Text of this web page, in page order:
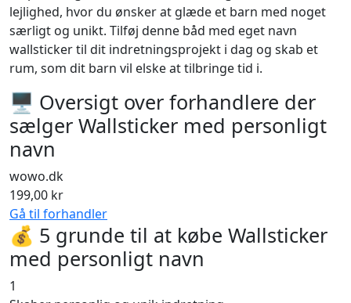
lejlighed, hvor du ønsker at glæde et barn med noget
særligt og unikt. Tilføj denne båd med eget navn
wallsticker til dit indretningsprojekt i dag og skab et
rum, som dit barn vil elske at tilbringe tid i.
🖥 Oversigt over forhandlere der
sælger Wallsticker med personligt
navn
wowo.dk
199,00 kr
Gå til forhandler
💰 5 grunde til at købe Wallsticker
med personligt navn
1